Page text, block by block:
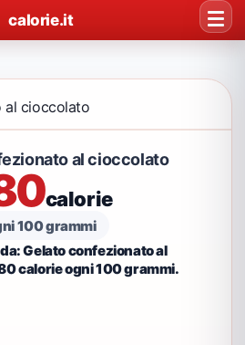
calorie.it
al cioccolato
al cioccolato
calorie
100 grammi
Gelato confezionato al
calorie ogni 100 grammi.